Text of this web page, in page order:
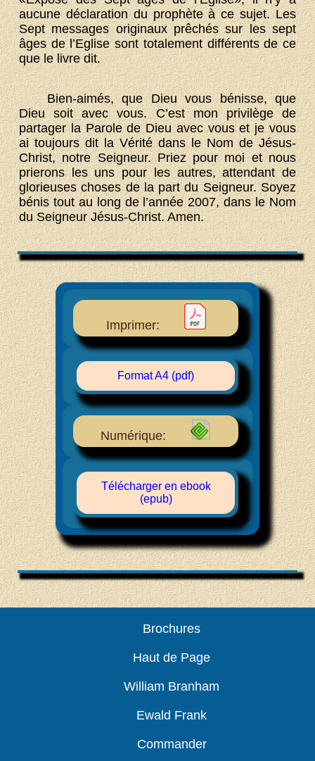
aucune déclaration du prophète à ce sujet. Les
Sept messages originaux prêchés sur les sept
âges de l’Eglise sont totalement différents de ce
que le livre dit.
Bien-aimés, que Dieu vous bénisse, que
Dieu soit avec vous. C’est mon privilège de
partager la Parole de Dieu avec vous et je vous
ai toujours dit la Vérité dans le Nom de Jésus-
Christ, notre Seigneur. Priez pour moi et nous
prierons les uns pour les autres, attendant de
glorieuses choses de la part du Seigneur. Soyez
bénis tout au long de l’année 2007, dans le Nom
du Seigneur Jésus-Christ. Amen.
Imprimer:
Format A4 (pdf)
Numérique:
Télécharger en ebook
(epub)
Brochures
Haut de Page
William Branham
Ewald Frank
Commander